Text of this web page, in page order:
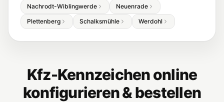
Nachrodt-Wiblingwerde
Neuenrade
Plettenberg
Schalksmühle Werdohl
Kfz-Kennzeichen online
konfigurieren & bestellen